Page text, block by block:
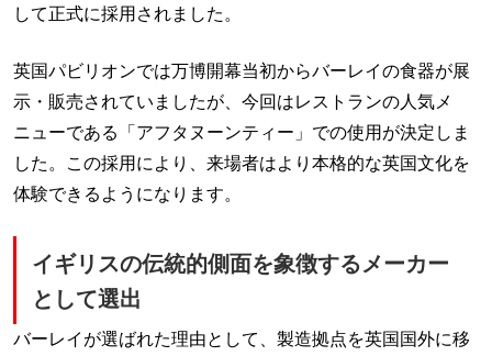
して正式に採用されました。
英国パビリオンでは万博開幕当初からバーレイの食器が展
示・販売されていましたが、今回はレストランの人気メ
ニューである「アフタヌーンティー」での使用が決定しま
した。この採用により、来場者はより本格的な英国文化を
体験できるようになります。
イギリスの伝統的側面を象徴するメーカー
として選出
バーレイが選ばれた理由として、製造拠点を英国国外に移